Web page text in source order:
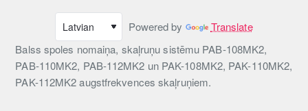
Powered by
Translate
Balss spoles nomaiņa, skaļruņu sistēmu PAB-108MK2,
PAB-110MK2, PAB-112MK2 un PAK-108MK2, PAK-110MK2,
PAK-112MK2 augstfrekvences skaļruņiem.